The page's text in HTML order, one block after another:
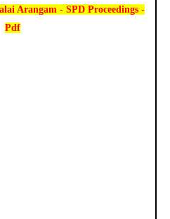
Arangam - SPD Proceedings -
Pdf